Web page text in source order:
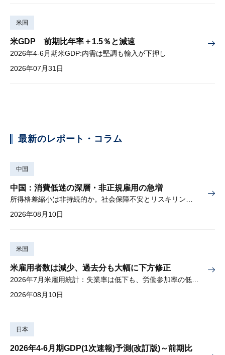
米国
米GDP 前期比年率＋1.5％と減速
2026年4-6月期米GDP:内需は堅調も輸入が下押し
2026年07月31日
最新のレポート・コラム
中国
中国：消費低迷の深層・非正規雇用の急増
所得格差縮小は非持続的か。社会保障不安とリスキリングの難しさ
2026年08月10日
米国
米雇用者数は減少、過去分も大幅に下方修正
2026年08月10日
日本
2026年4-6月期GDP(1次速報)予測(改訂版)～前期比